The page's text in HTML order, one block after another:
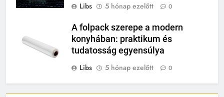
Libs
5 hónap ezelőtt 0
A folpack szerepe a modern
konyhában: praktikum és
tudatosság egyensúlya
Libs
5 hónap ezelőtt 0